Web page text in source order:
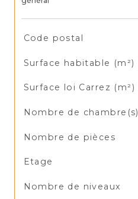
TRAD_SIROCCO_Caracteristique
Code postal
Surface habitable (m²)
Surface loi Carrez (m²)
Nombre de chambre(s)
Nombre de pièces
Etage
Nombre de niveaux